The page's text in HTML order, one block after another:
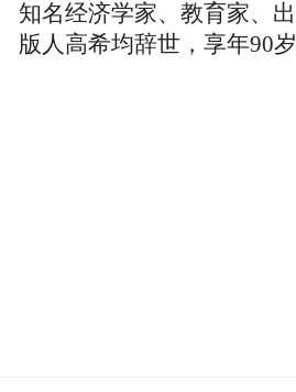
知名经济学家、教育家、出
版人高希均辞世，享年90岁